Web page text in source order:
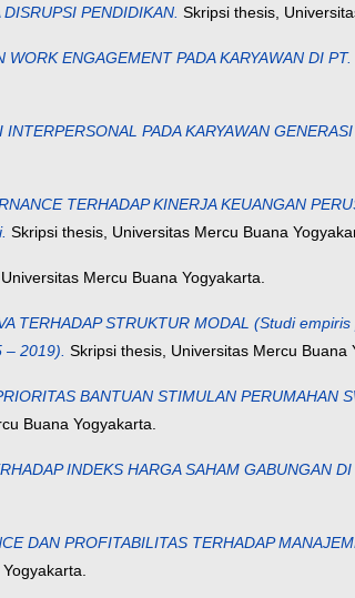
PENDIDIKAN. Skripsi thesis,
ENGAGEMENT PADA KARYAWAN DI
PADA KARYAWAN
TERHADAP KINERJA KEUANGAN
Skripsi thesis, Universitas Mercu Buana
Mercu Buana Yogyakarta.
TERHADAP STRUKTUR MODAL (Studi
– 2019). Skripsi thesis, Universitas Mercu Buana
BANTUAN STIMULAN PERUMAHAN
Buana Yogyakarta.
INDEKS HARGA SAHAM GABUNGAN
DAN PROFITABILITAS TERHADAP